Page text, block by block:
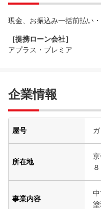
現金、お振込み一括前払い
［提携ローン会社］
アプラス・プレミア
企業情報
屋号
所在地
事業内容